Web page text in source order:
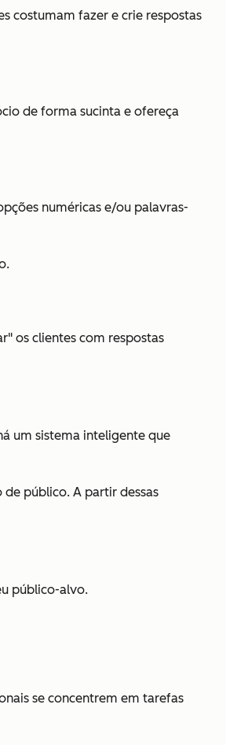
costumam fazer e crie respostas
de forma sucinta e ofereça
numéricas e/ou palavras-
os clientes com respostas
um sistema inteligente que
público. A partir dessas
público-alvo.
se concentrem em tarefas